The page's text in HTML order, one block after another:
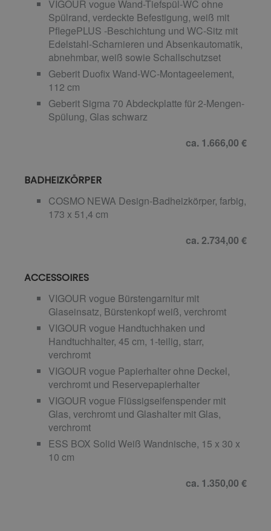
VIGOUR vogue Wand-Tiefspül-WC ohne
Spülrand, verdeckte Befestigung, weiß mit
PflegePLUS -Beschichtung und WC-Sitz mit
Edelstahl-Scharnieren und Absenkautomatik,
abnehmbar, weiß sowie Schallschutzset
Geberit Duofix Wand-WC-Montageelement,
112 cm
Geberit Sigma 70 Abdeckplatte für 2-Mengen-
Spülung, Glas schwarz
ca. 1.666,00 €
BADHEIZKÖRPER
COSMO NEWA Design-Badheizkörper, farbig,
173 x 51,4 cm
ca. 2.734,00 €
ACCESSOIRES
VIGOUR vogue Bürstengarnitur mit
Glaseinsatz, Bürstenkopf weiß, verchromt
VIGOUR vogue Handtuchhaken und
Handtuchhalter, 45 cm, 1-teilig, starr,
verchromt
VIGOUR vogue Papierhalter ohne Deckel,
verchromt und Reservepapierhalter
VIGOUR vogue Flüssigseifenspender mit
Glas, verchromt und Glashalter mit Glas,
verchromt
ESS BOX Solid Weiß Wandnische, 15 x 30 x
10 cm
ca. 1.350,00 €